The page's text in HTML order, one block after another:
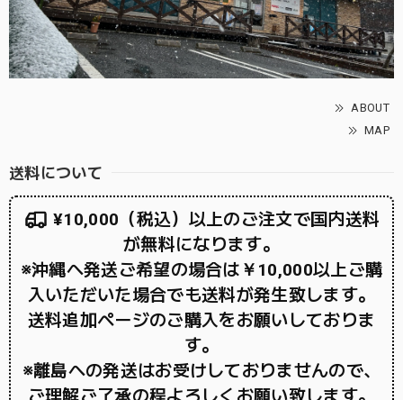
ABOUT
MAP
送料について
¥10,000（税込）以上のご注文で国内送料
が無料になります。
※沖縄へ発送ご希望の場合は￥10,000以上ご購
入いただいた場合でも送料が発生致します。
送料追加ページのご購入をお願いしておりま
す。
※離島への発送はお受けしておりませんので、
ご理解ご了承の程よろしくお願い致します。